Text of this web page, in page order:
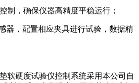
制，确保仪器高精度平稳运行；
器，配置相应夹具进行试验，数据精
软硬度试验仪控制系统采用本公司自